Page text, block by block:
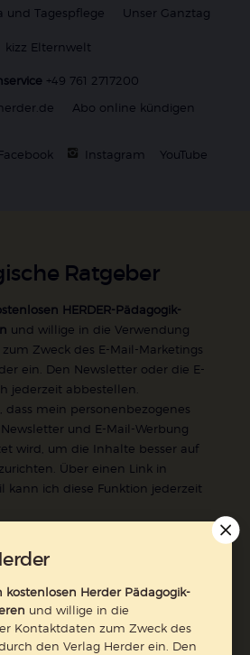
und Tagespflege Unser Ganztag
kizz Elternwelt
+49 761 2717200
Abo online kündigen
Facebook Instagram YouTube
Ratgeber
HERDER-Pädagogik-
und willige in die Verwendung
Zweck des E-Mail-Marketings
ein. Den Newsletter oder die E-
jederzeit abbestellen.
dass mein personenbezogenes
und E-Mail-Werbung
wird, um die Inhalte besser auf
Über einen Link in
kann ich diese Funktion jederzeit
Herder Pädagogik-
und willige in die
Kontaktdaten zum Zweck des
den Verlag Herder ein. Den